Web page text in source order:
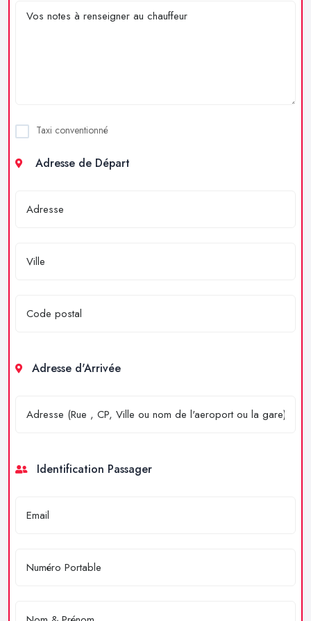
Taxi conventionné
Adresse de Départ
Adresse d'Arrivée
Identification Passager